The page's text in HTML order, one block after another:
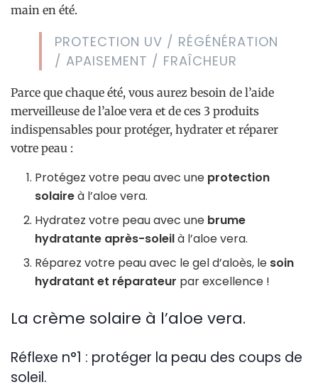
main en été.
PROTECTION UV / RÉGÉNÉRATION
/ APAISEMENT / FRAÎCHEUR
Parce que chaque été, vous aurez besoin de l’aide
merveilleuse de l’aloe vera et de ces 3 produits
indispensables pour protéger, hydrater et réparer
votre peau :
Protégez votre peau avec une protection
solaireà l’aloe vera.
Hydratez votre peau avec une brume
hydratante après-soleilà l’aloe vera.
Réparez votre peau avec le gel d’aloès, le soin
hydratant et réparateur par excellence !
La crème solaire à l’aloe vera.
Réflexe n°1 : protéger la peau des coups de
soleil.